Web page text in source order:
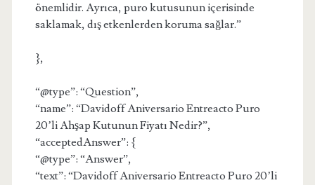
önemlidir. Ayrıca, puro kutusunun içerisinde
saklamak, dış etkenlerden koruma sağlar.”
},
“@type”: “Question”,
“name”: “Davidoff Aniversario Entreacto Puro
20’li Ahşap Kutunun Fiyatı Nedir?”,
“acceptedAnswer”: {
“@type”: “Answer”,
“text”: “Davidoff Aniversario Entreacto Puro 20’li